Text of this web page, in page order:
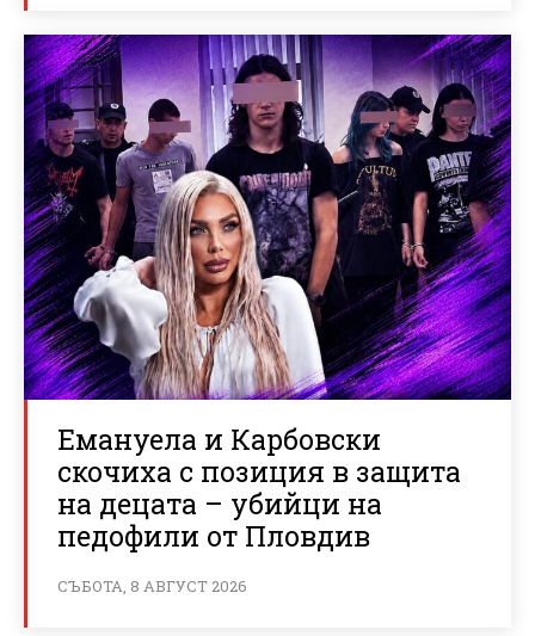
Емануела и Карбовски
скочиха с позиция в защита
на децата – убийци на
педофили от Пловдив
СЪБОТА, 8 АВГУСТ 2026